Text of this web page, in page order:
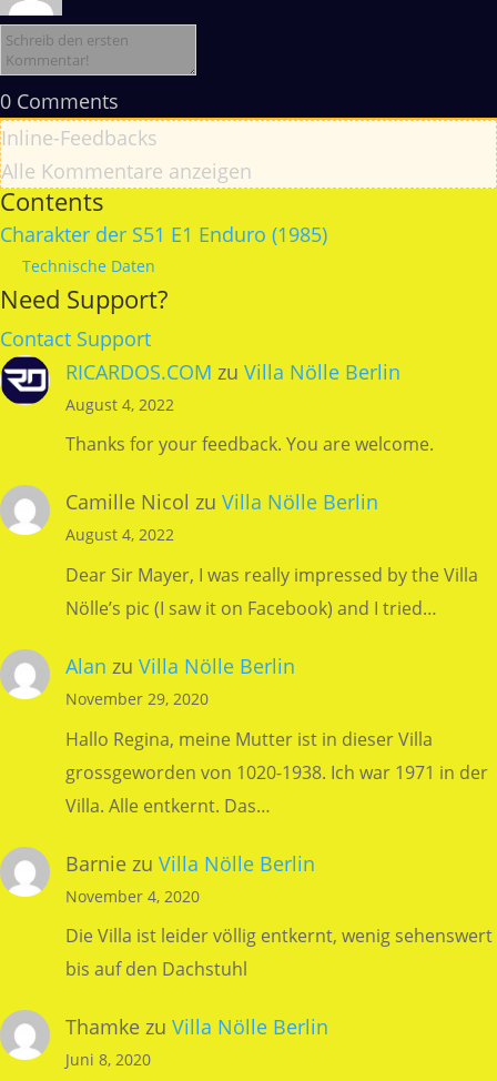
0 Comments
Inline-Feedbacks
Alle Kommentare anzeigen
Contents
Charakter der S51 E1 Enduro (1985)
Technische Daten
Need Support?
Contact Support
RICARDOS.COM zu Villa Nölle Berlin
August 4, 2022
Thanks for your feedback. You are welcome.
Camille Nicol zu Villa Nölle Berlin
August 4, 2022
Dear Sir Mayer, I was really impressed by the Villa
Nölle’s pic (I saw it on Facebook) and I tried…
Alan zu Villa Nölle Berlin
November 29, 2020
Hallo Regina, meine Mutter ist in dieser Villa
grossgeworden von 1020-1938. Ich war 1971 in der
Villa. Alle entkernt. Das…
Barnie zu Villa Nölle Berlin
November 4, 2020
Die Villa ist leider völlig entkernt, wenig sehenswert
bis auf den Dachstuhl
Thamke zu Villa Nölle Berlin
Juni 8, 2020